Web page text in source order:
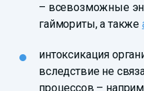
– всевозможные
гаймориты, а также
интоксикация
вследствие не
процессов –